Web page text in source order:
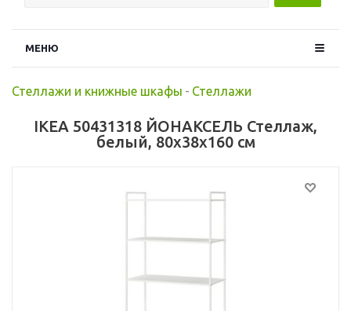
МЕНЮ
Стеллажи и книжные шкафы - Стеллажи
IKEA 50431318 ЙОНАКСЕЛЬ Стеллаж,
белый, 80x38x160 см